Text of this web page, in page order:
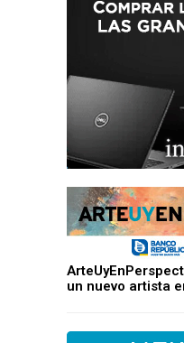
un nuevo artista